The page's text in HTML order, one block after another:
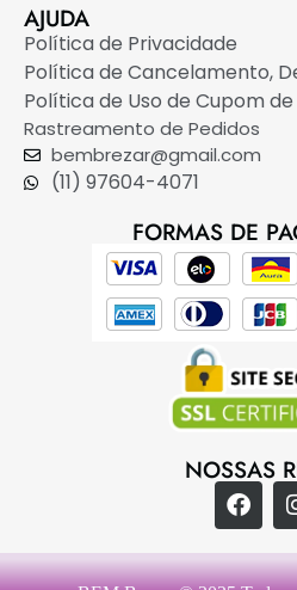
AJUDA
Política de Privacidade
Política de Cancelamento,
Política de Uso de Cupom
Rastreamento de Pedidos
bembrezar@gmail.com
(11) 97604-4071
FORMAS DE
NOSSAS